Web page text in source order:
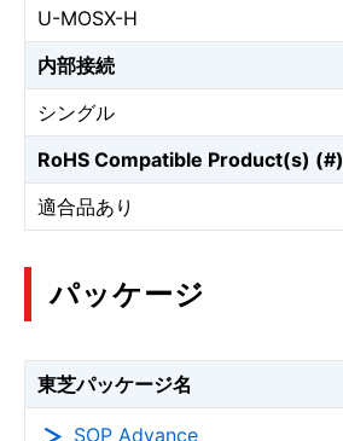
U-MOSⅩ-H
内部接続
シングル
RoHS Compatible Product(s) (#)
適合品あり
パッケージ
東芝パッケージ名
SOP Advance